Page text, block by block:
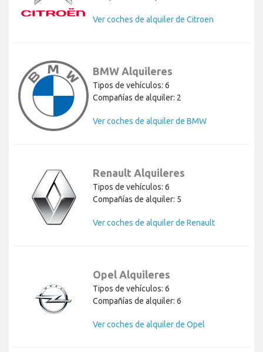
Ver coches de alquiler de Citroen
BMW Alquileres
Tipos de vehículos: 6
Compañías de alquiler: 2
Ver coches de alquiler de BMW
Renault Alquileres
Tipos de vehículos: 6
Compañías de alquiler: 5
Ver coches de alquiler de Renault
Opel Alquileres
Tipos de vehículos: 6
Compañías de alquiler: 6
Ver coches de alquiler de Opel